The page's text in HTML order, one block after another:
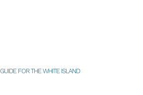
FOR THE WHITE ISLAND